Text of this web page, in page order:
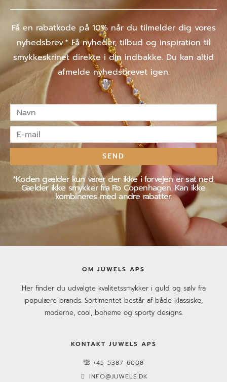
Få en rabatkode på 10% når du tilmelder dig vores
nyhedsbrev.* Få nyheder, tilbud og inspiration til
smykkeskrinet direkte i din indbakke. Du kan altid
afmelde nyhedsbrevet igen.
Navn
E-
mail
SEND
*Koden gælder kun varer der ikke i forvejen er sat ned.
Gælder ikke smykker fra Ro Copenhagen. Kan ikke
kombineres med andre rabatter.
OM JUWELS APS
Her finder du udvalgte kvalitetssmykker i guld og sølv fra
populære brands. Sortimentet består af både klassiske,
moderne, cool, boheme og sporty designs.
KONTAKT JUWELS APS
+45 5387 6008
INFO@JUWELS.DK